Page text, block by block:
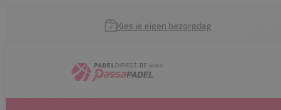
Kies je eigen bezorgdag